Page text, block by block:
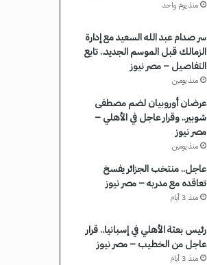
منذ يوم واحد
سر صدام عبد الله السعيد مع إدارة
الزمالك قبل الموسم الجديد.. تابع
التفاصيل – مصر نيوز
منذ يومين
عرضان أوروبيان لضم مصطفى
شوبير.. وقرار عاجل في الأهلي –
مصر نيوز
منذ يومين
عاجل.. منتخب الجزائر يفسخ
تعاقده مع مدربه – مصر نيوز
منذ 3 أيام
رئيس بعثة الأهلي في إسبانيا.. قرار
عاجل من الخطيب – مصر نيوز
منذ 3 أيام